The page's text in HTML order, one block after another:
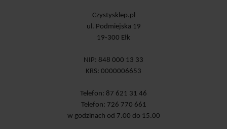
Czystysklep.pl
ul. Podmiejska 19
19-300 Ełk
NIP: 848 000 13 33
KRS: 0000006653
Telefon: 87 621 31 46
Telefon: 726 770 661
w godzinach od 7.00 do 15.00